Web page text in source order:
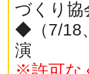
づくり協
◆（7/18